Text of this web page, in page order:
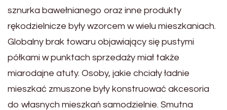
sznurka bawełnianego oraz inne produkty
rękodzielnicze były wzorcem w wielu mieszkaniach.
Globalny brak towaru objawiający się pustymi
półkami w punktach sprzedaży miał także
miarodajne atuty. Osoby, jakie chciały ładnie
mieszkać zmuszone były konstruować akcesoria
do własnych mieszkań samodzielnie. Smutna